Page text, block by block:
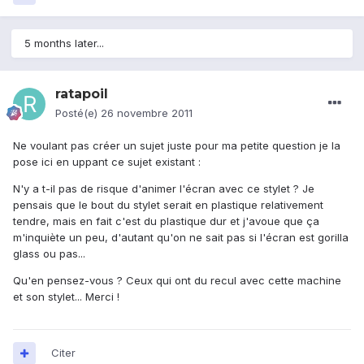
5 months later...
ratapoil
Posté(e) 26 novembre 2011
Ne voulant pas créer un sujet juste pour ma petite question je la
pose ici en uppant ce sujet existant :
N'y a t-il pas de risque d'animer l'écran avec ce stylet ? Je
pensais que le bout du stylet serait en plastique relativement
tendre, mais en fait c'est du plastique dur et j'avoue que ça
m'inquiète un peu, d'autant qu'on ne sait pas si l'écran est gorilla
glass ou pas...
Qu'en pensez-vous ? Ceux qui ont du recul avec cette machine
et son stylet... Merci !
Citer